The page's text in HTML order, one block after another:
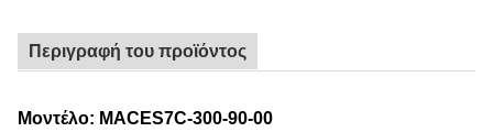
Περιγραφή του προϊόντος
Μοντέλο: MACES7C-300-90-00